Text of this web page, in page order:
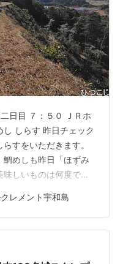
日目 ７：５０ ＪＲホ
しらす 昨日チェック
すをいただきます。
鯛めしも昨日「ほずみ
しいものは何度でも
にお土産発送をお願
になってしまいまし
わせ、ホテルの部屋に
払いは「みきゃん旅
レメント宇和島